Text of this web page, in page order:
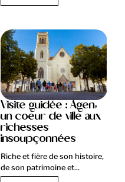
Visite guidée : Agen,
un coeur de ville aux
richesses
insoupçonnées
Riche et fière de son histoire,
de son patrimoine et...